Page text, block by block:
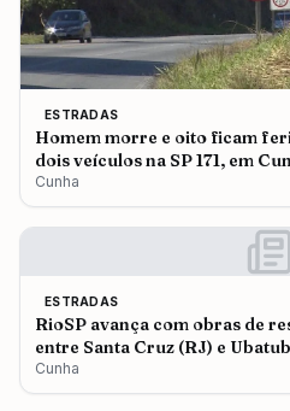
ESTRADAS
Homem morre e oito ficam
dois veículos na SP 171, em
Cunha
ESTRADAS
RioSP avança com obras de
entre Santa Cruz (RJ) e
Cunha